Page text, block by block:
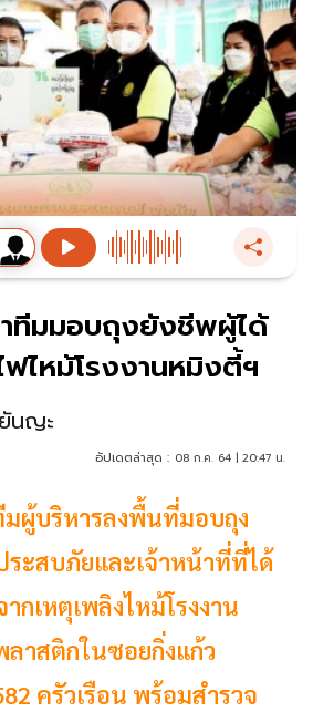
ทีมมอบถุงยังชีพผู้ได้
ไหม้โรงงานหมิงตี้ฯ
นญะ
อัปเดตล่าสุด : 08 ก.ค. 64 | 20:47 น.
ผู้บริหารลงพื้นที่มอบถุง
ะสบภัยและเจ้าหน้าที่ที่ได้
กเหตุเพลิงไหม้โรงงาน
าสติกในซอยกิ่งแก้ว
ครัวเรือน พร้อมสำรวจ